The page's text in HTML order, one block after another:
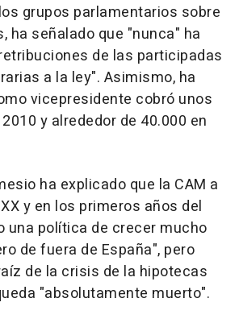
grupos parlamentarios sobre
ha señalado que "nunca" ha
de las participadas
a la ley". Asimismo, ha
vicepresidente cobró unos
y alrededor de 40.000 en
ha explicado que la CAM a
y en los primeros años del
una política de crecer mucho
de fuera de España", pero
de la crisis de la hipotecas
"absolutamente muerto".